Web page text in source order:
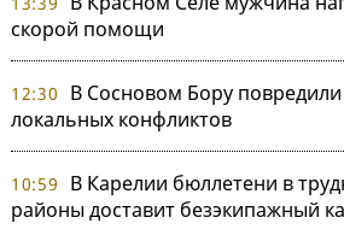
скорой помощи
12:30
В Сосновом Бору
локальных конфликтов
10:59
В Карелии бюллетени в
районы доставит безэкипажный